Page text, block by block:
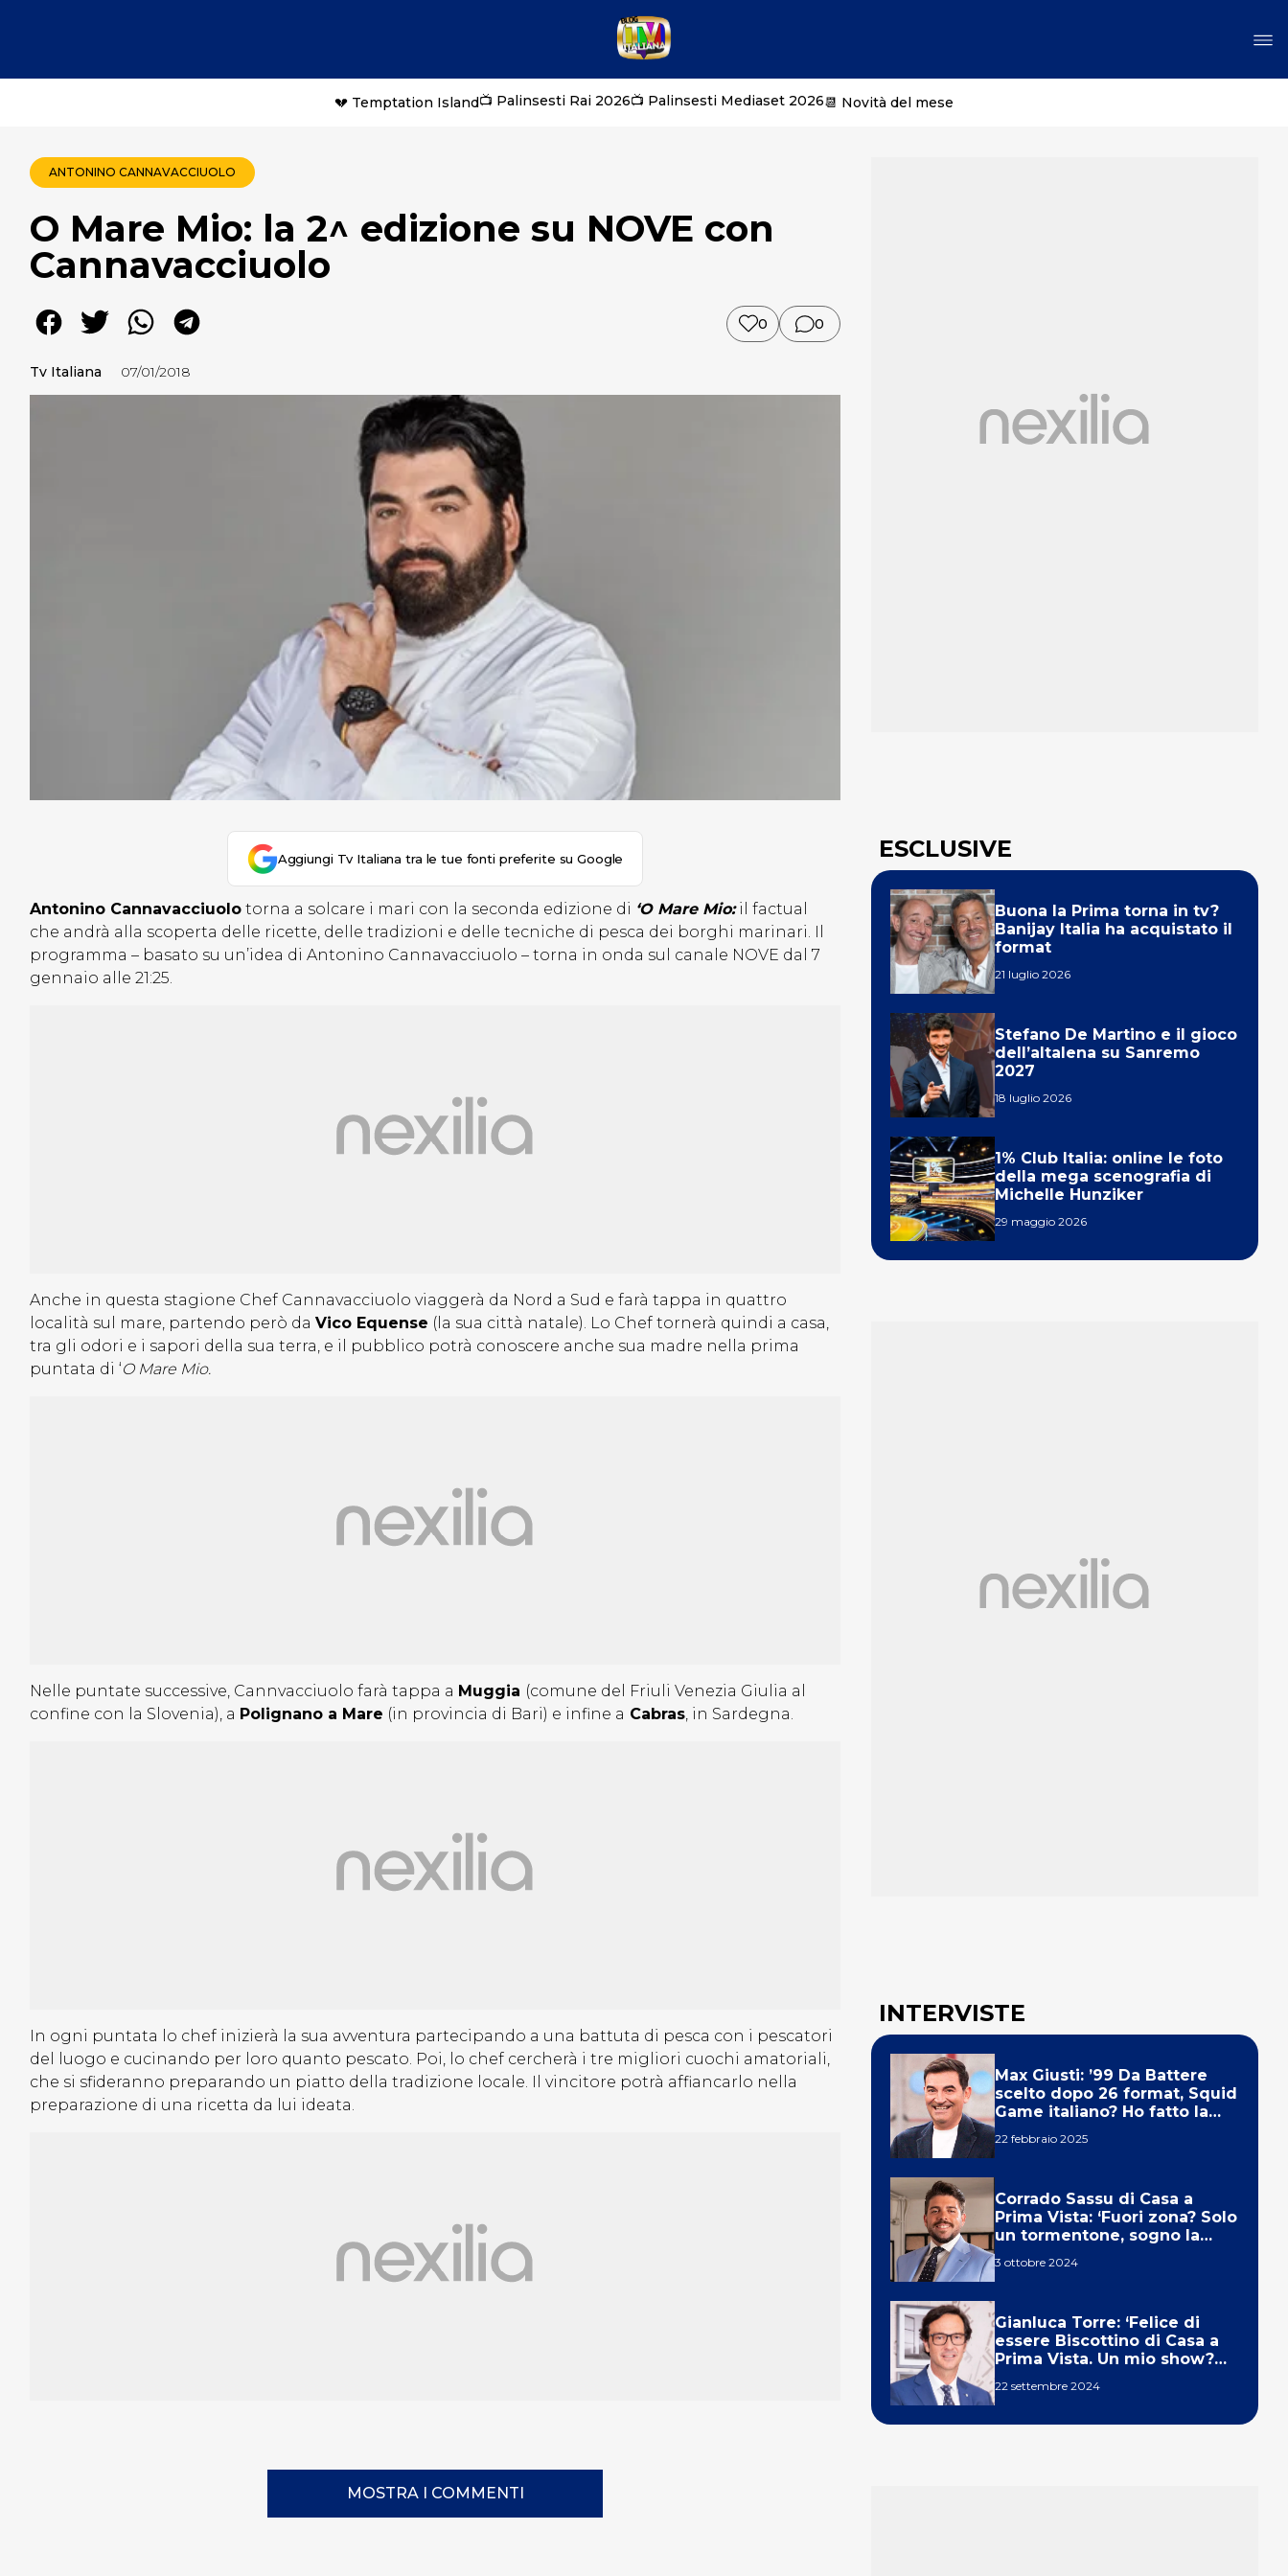
💔 Temptation Island📺 Palinsesti Rai 2026📺 Palinsesti Mediaset 2026📆 Novità del mese
ANTONINO CANNAVACCIUOLO
O Mare Mio: la 2^ edizione su NOVE con
Cannavacciuolo
0 0
Tv Italiana 07/01/2018
Aggiungi Tv Italiana tra le tue fonti preferite su Google
Antonino Cannavacciuolo torna a solcare i mari con la seconda edizione di ‘O Mare Mio:il factual
che andrà alla scoperta delle ricette, delle tradizioni e delle tecniche di pesca dei borghi marinari. Il
programma – basato su un’idea di Antonino Cannavacciuolo – torna in onda sul canale NOVE dal 7
gennaio alle 21:25.
Anche in questa stagione Chef Cannavacciuolo viaggerà da Nord a Sud e farà tappa in quattro
località sul mare, partendo però da Vico Equense (la sua città natale). Lo Chef tornerà quindi a casa,
tra gli odori e i sapori della sua terra, e il pubblico potrà conoscere anche sua madre nella prima
puntata di ‘O Mare Mio.
Nelle puntate successive, Cannvacciuolo farà tappa a Muggia (comune del Friuli Venezia Giulia al
confine con la Slovenia), a Polignano a Mare (in provincia di Bari) e infine a Cabras, in Sardegna.
In ogni puntata lo chef inizierà la sua avventura partecipando a una battuta di pesca con i pescatori
del luogo e cucinando per loro quanto pescato. Poi, lo chef cercherà i tre migliori cuochi amatoriali,
che si sfideranno preparando un piatto della tradizione locale. Il vincitore potrà affiancarlo nella
preparazione di una ricetta da lui ideata.
MOSTRA I COMMENTI
ESCLUSIVE
Buona la Prima torna in tv?
Banijay Italia ha acquistato il
format
21 luglio 2026
Stefano De Martino e il gioco
dell’altalena su Sanremo
2027
18 luglio 2026
1% Club Italia: online le foto
della mega scenografia di
Michelle Hunziker
29 maggio 2026
INTERVISTE
Max Giusti: ’99 Da Battere
scelto dopo 26 format, Squid
Game italiano? Ho fatto la
22 febbraio 2025
Corrado Sassu di Casa a
Prima Vista: ‘Fuori zona? Solo
un tormentone, sogno la
3 ottobre 2024
Gianluca Torre: ‘Felice di
essere Biscottino di Casa a
Prima Vista. Un mio show?
22 settembre 2024